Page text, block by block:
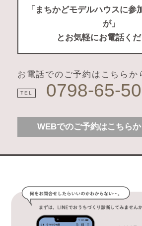
「まちかどモデルハウスに参
が」
とお気軽にお電話くだ
お電話でのご予約はこちらか
TEL 0798-65-
WEBでのご予約はこちらか